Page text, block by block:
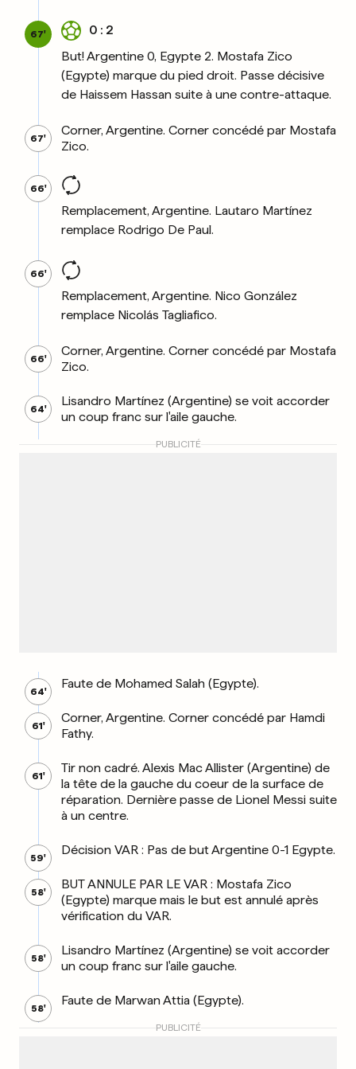
67'
0 : 2
But! Argentine 0, Egypte 2. Mostafa Zico
(Egypte) marque du pied droit. Passe décisive
de Haissem Hassan suite à une contre-attaque.
67'
Corner, Argentine. Corner concédé par Mostafa
Zico.
66'
Remplacement, Argentine. Lautaro Martínez
remplace Rodrigo De Paul.
66'
Remplacement, Argentine. Nico González
remplace Nicolás Tagliafico.
66'
Corner, Argentine. Corner concédé par Mostafa
Zico.
64'
Lisandro Martínez (Argentine) se voit accorder
un coup franc sur l'aile gauche.
PUBLICITÉ
64'
Faute de Mohamed Salah (Egypte).
61'
Corner, Argentine. Corner concédé par Hamdi
Fathy.
61'
Tir non cadré. Alexis Mac Allister (Argentine) de
la tête de la gauche du coeur de la surface de
réparation. Dernière passe de Lionel Messi suite
à un centre.
59'
Décision VAR : Pas de but Argentine 0-1 Egypte.
58'
BUT ANNULE PAR LE VAR : Mostafa Zico
(Egypte) marque mais le but est annulé après
vérification du VAR.
58'
Lisandro Martínez (Argentine) se voit accorder
un coup franc sur l'aile gauche.
58'
Faute de Marwan Attia (Egypte).
PUBLICITÉ